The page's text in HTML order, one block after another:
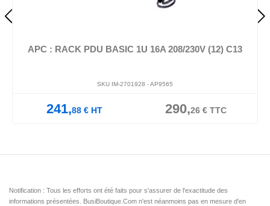
APC : RACK PDU BASIC 1U 16A 208/230V (12) C13
SKU IM-2701928 -AP9565
241,88 € HT 290,26€TTC
Notification : Tous les efforts ont été faits pour s'assurer de l'exactitude des
informations présentées. BusiBoutique.Com n'est néanmoins pas en mesure d'en